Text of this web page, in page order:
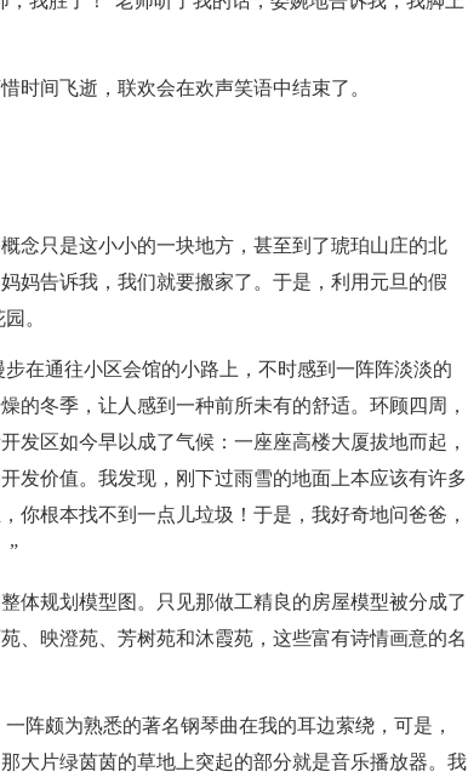
时间飞逝，联欢会在欢声笑语中结束了。
念只是这小小的一块地方，甚至到了琥珀山庄的北
妈告诉我，我们就要搬家了。于是，利用元旦的假
。
在通往小区会馆的小路上，不时感到一阵阵淡淡的
的冬季，让人感到一种前所未有的舒适。环顾四周，
发区如今早以成了气候：一座座高楼大厦拔地而起，
发价值。我发现，刚下过雨雪的地面上本应该有许多
你根本找不到一点儿垃圾！于是，我好奇地问爸爸，
”
体规划模型图。只见那做工精良的房屋模型被分成了
、映澄苑、芳树苑和沐霞苑，这些富有诗情画意的名
阵颇为熟悉的著名钢琴曲在我的耳边萦绕，可是，
大片绿茵茵的草地上突起的部分就是音乐播放器。我